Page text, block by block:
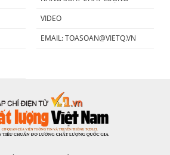
VIDEO
EMAIL:TOASOAN@VIETQ.VN